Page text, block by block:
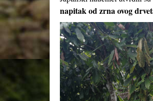
napitak od zrna ovog